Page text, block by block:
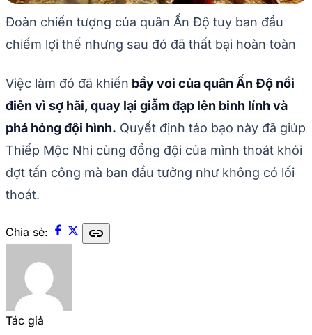
Đoàn chiến tượng của quân Ấn Độ tuy ban đầu
chiếm lợi thế nhưng sau đó đã thất bại hoàn toàn
Việc làm đó đã khiến bầy voi của quân Ấn Độ nổi
điên vì sợ hãi, quay lại giẫm đạp lên binh lính và
phá hỏng đội hình. Quyết định táo bạo này đã giúp
Thiếp Mộc Nhi cùng đồng đội của mình thoát khỏi
đợt tấn công mà ban đầu tưởng như không có lối
thoát.
Chia sẻ: link
Tác giả